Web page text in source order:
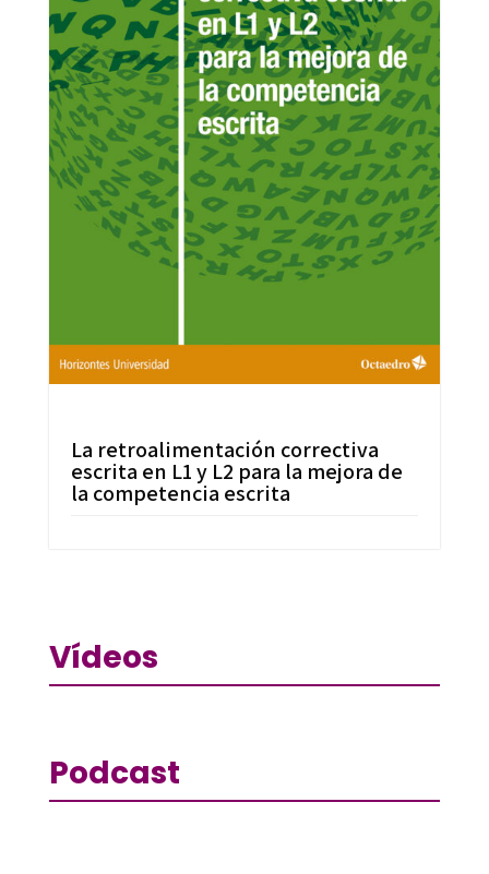
La retroalimentación correctiva
escrita en L1 y L2 para la mejora de
la competencia escrita
Vídeos
Podcast